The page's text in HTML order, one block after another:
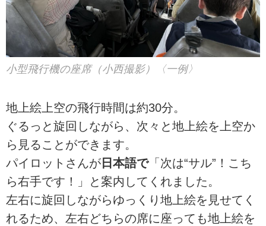
小型飛行機の座席（小西撮影）〈一例〉
地上絵上空の飛行時間は約30分。
ぐるっと旋回しながら、次々と地上絵を上空か
ら見ることができます。
パイロットさんが 日本語で「次は“サル”！こち
ら右手です！」と案内してくれました。
左右に旋回しながらゆっくり地上絵を見せてく
れるため、左右どちらの席に座っても地上絵を